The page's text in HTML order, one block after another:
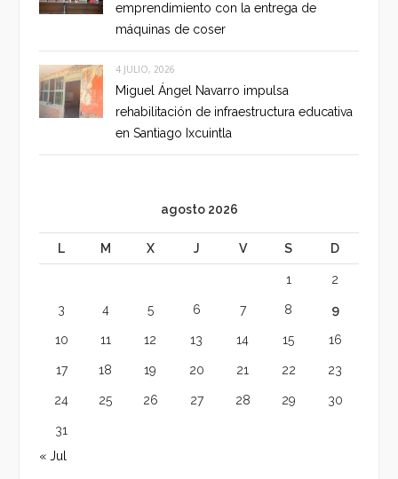
emprendimiento con la entrega de
máquinas de coser
4 JULIO, 2026
Miguel Ángel Navarro impulsa
rehabilitación de infraestructura educativa
en Santiago Ixcuintla
agosto 2026
L M X J V S D
1 2
3 4 5 6 7 8 9
10 11 12 13 14 15 16
17 18 19 20 21 22 23
24 25 26 27 28 29 30
31
« Jul